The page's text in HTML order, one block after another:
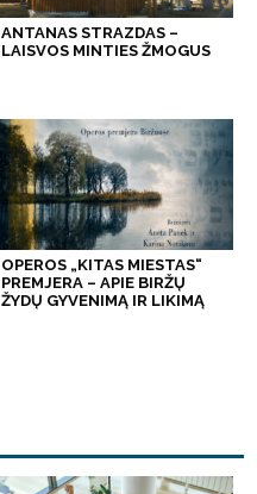
ANTANAS STRAZDAS –
LAISVOS MINTIES ŽMOGUS
OPEROS „KITAS MIESTAS“
PREMJERA – APIE BIRŽŲ
ŽYDŲ GYVENIMĄ IR LIKIMĄ